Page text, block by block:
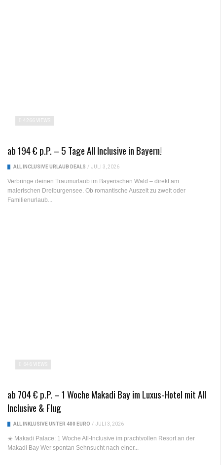
4266 VIEWS
ab 194 € p.P. – 5 Tage All Inclusive in Bayern!
ALL INCLUSIVE URLAUB DEALS / JULI 3, 2026
Verbringe deinen Traumurlaub im Bayerischen Wald – direkt am
malerischen Dreiburgensee. Ob romantische Auszeit zu zweit oder
Familienurlaub...
646 VIEWS
ab 704 € p.P. – 1 Woche Makadi Bay im Luxus-Hotel mit All
Inclusive & Flug
ALL INKLUSIVE UNTER 400 EURO / JULI 3, 2026
☀️ Makadi Palace: 1 Woche All-Inclusive im prachtvollen Resort an der
Makadi Bay Wer spontan Sehnsucht nach einer...